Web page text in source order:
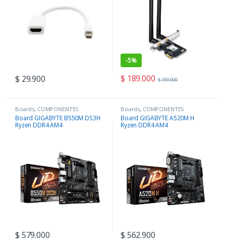
$ 29.900
-5%
$ 189.000 $199.000
Boards, COMPONENTES
Board GIGABYTE B550M DS3H
Ryzen DDR4 AM4
$ 579.000
Boards, COMPONENTES
Board GIGABYTE A520M H
Ryzen DDR4 AM4
$ 562.900